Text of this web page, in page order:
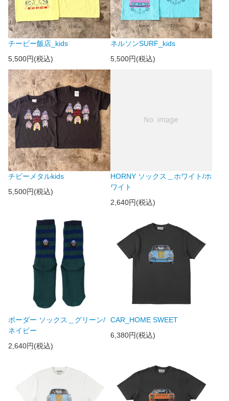
チービー飯店_kids
5,500円(税込)
ネルソンSURF_kids
5,500円(税込)
チビーメタルkids
5,500円(税込)
HORNY ソックス＿ホワイト/ホ
ワイト
2,640円(税込)
ボーダー ソックス＿グリーン/
ネイビー
2,640円(税込)
CAR_HOME SWEET
6,380円(税込)